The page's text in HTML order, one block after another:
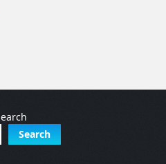
Search